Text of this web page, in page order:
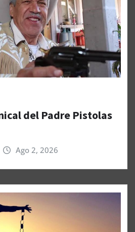
del Padre Pistolas
Ago 2, 2026